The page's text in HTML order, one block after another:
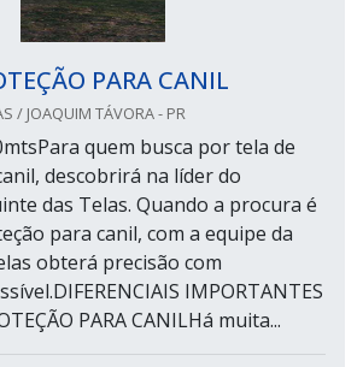
PARA CANIL
/ JOAQUIM TÁVORA - PR
quem busca por tela de
descobrirá na líder do
das Telas. Quando a procura é
para canil, com a equipe da
obterá precisão com
IMPORTANTES
PARA CANILHá muita...